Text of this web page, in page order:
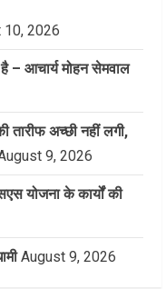
10, 2026
– आचार्य मोहन सेमवाल
अच्छी नहीं लगी,
9, 2026
योजना के कार्यों की
August 9, 2026